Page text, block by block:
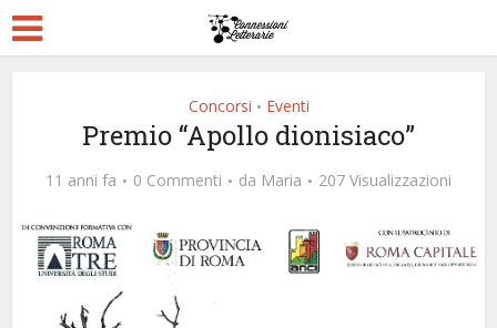
Concorsi • Eventi
Premio “Apollo dionisiaco”
11 anni fa 0 Commenti da Maria 207 Visualizzazioni